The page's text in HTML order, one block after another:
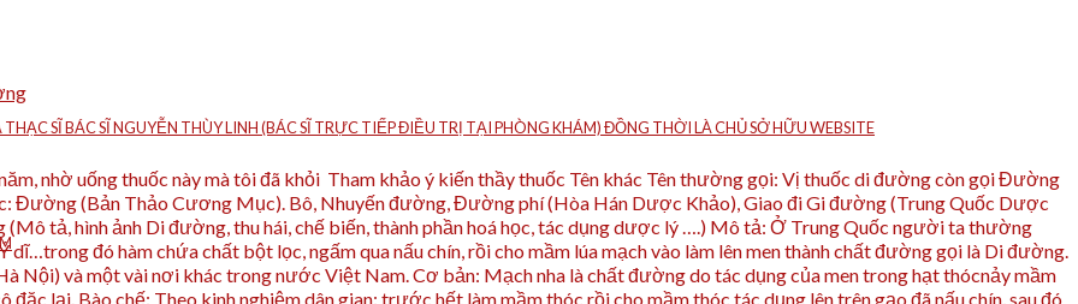
SĨ BÁC SĨ NGUYỄN THÙY LINH (BÁC SĨ TRỰC TIẾP ĐIỀU TRỊ TẠI PHÒNG KHÁM) ĐỒNG THỜI LÀ CHỦ SỞ HỮU WEBSITE
nhờ uống thuốc này mà tôi đã khỏi Tham khảo ý kiến thầy thuốc Tên khác Tên thường gọi: Vị thuốc di đường còn gọi Đường
Đường (Bản Thảo Cương Mục). Bô, Nhuyến đường, Đường phí (Hòa Hán Dược Khảo), Giao đi Gi đường (Trung Quốc Dược
tả, hình ảnh Di đường, thu hái, chế biến, thành phần hoá học, tác dụng dược lý ….) Mô tả: Ở Trung Quốc người ta thường
đó hàm chứa chất bột lọc, ngấm qua nấu chín, rồi cho mầm lúa mạch vào làm lên men thành chất đường gọi là Di đường.
Nội) và một vài nơi khác trong nước Việt Nam. Cơ bản: Mạch nha là chất đường do tác dụng của men trong hạt thócnảy mầm
lại. Bào chế: Theo kinh nghiệm dân gian: trước hết làm mầm thóc rồi cho mầm thóc tác dụng lên trên gạo đã nấu chín, sau đó